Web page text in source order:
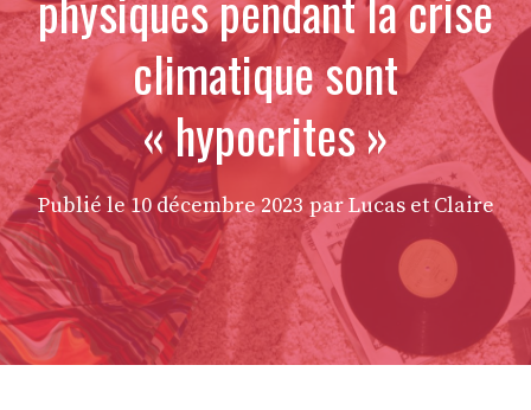
climatique sont
« hypocrites »
Publié le10 décembre 2023 par Lucas et Claire